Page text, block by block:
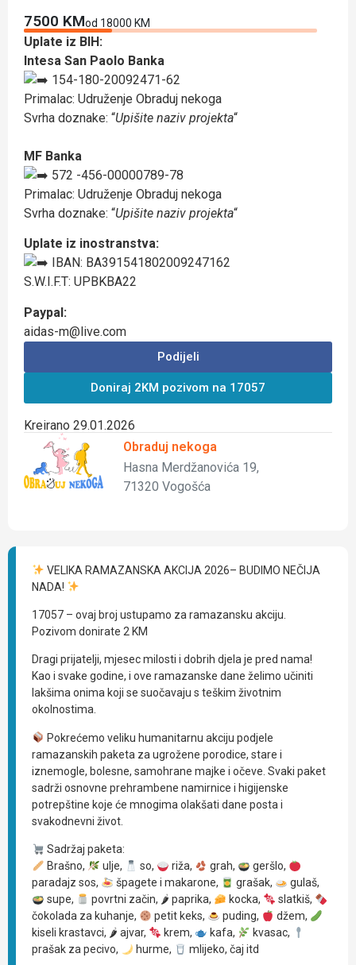
7500 KMod 18000 KM
Uplate iz BIH:
Intesa San Paolo Banka
154-180-20092471-62
Primalac: Udruženje Obraduj nekoga
Svrha doznake: “Upišite naziv projekta“
MF Banka
572 -456-00000789-78
Primalac: Udruženje Obraduj nekoga
Svrha doznake: “Upišite naziv projekta“
Uplate iz inostranstva:
IBAN: BA391541802009247162
S.W.I.F.T: UPBKBA22
Paypal:
aidas-m@live.com
Podijeli
Doniraj 2KM pozivom na 17057
Kreirano 29.01.2026
Obraduj nekoga
Hasna Merdžanovića 19,
71320 Vogošća
VELIKA RAMAZANSKA AKCIJA 2026– BUDIMO NEČIJA
NADA!
17057 – ovaj broj ustupamo za ramazansku akciju.
Pozivom donirate 2 KM
Dragi prijatelji, mjesec milosti i dobrih djela je pred nama!
Kao i svake godine, i ove ramazanske dane želimo učiniti
lakšima onima koji se suočavaju s teškim životnim
okolnostima.
Pokrećemo veliku humanitarnu akciju podjele
ramazanskih paketa za ugrožene porodice, stare i
iznemogle, bolesne, samohrane majke i očeve. Svaki paket
sadrži osnovne prehrambene namirnice i higijenske
potrepštine koje će mnogima olakšati dane posta i
svakodnevni život.
Sadržaj paketa:
Brašno,
ulje, so, riža, grah,
geršlo,
paradajz sos,
špagete i makarone, grašak,
gulaš,
supe,
povrtni začin, 🌶 paprika, kocka,
slatkiš,
čokolada za kuhanje,
petit keks, puding,
džem,
kiseli krastavci, 🌶 ajvar,
krem, kafa,
kvasac,
prašak za pecivo,
hurme, mlijeko, čaj itd